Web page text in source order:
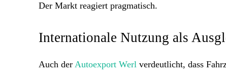
Der Markt reagiert pragmatisch.
Internationale Nutzung als
Auch der Autoexport Werl verdeutlicht, dass